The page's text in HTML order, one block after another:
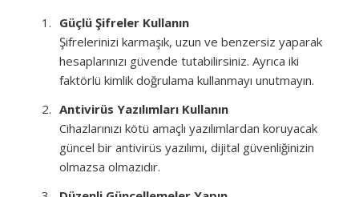
Güçlü Şifreler Kullanın
Şifrelerinizi karmaşık, uzun ve benzersiz yaparak
hesaplarınızı güvende tutabilirsiniz. Ayrıca iki
faktörlü kimlik doğrulama kullanmayı unutmayın.
Antivirüs Yazılımları Kullanın
Cihazlarınızı kötü amaçlı yazılımlardan koruyacak
güncel bir antivirüs yazılımı, dijital güvenliğinizin
olmazsa olmazıdır.